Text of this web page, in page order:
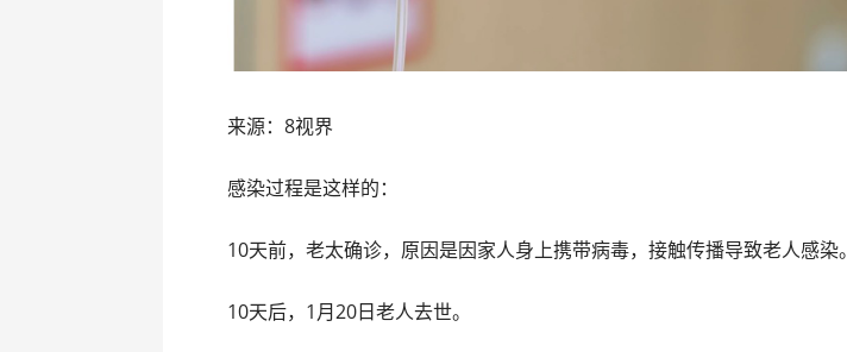
来源：8视界
感染过程是这样的：
10天前，老太确诊，原因是因家人身上携带病毒，接触传播导致老人感染。
10天后，1月20日老人去世。